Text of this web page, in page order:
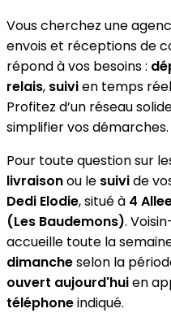
Vous cherchez une
envois et réceptions de
répond à vos besoins :
relais, suivien temps
Profitez d’un réseau
simplifier vos démarches.
Pour toute question sur
livraisonou le suivide
Dedi Elodie, situé à 4
(Les Baudemons).
accueille toute la
dimancheselon la
ouvert aujourd'huien
téléphoneindiqué.